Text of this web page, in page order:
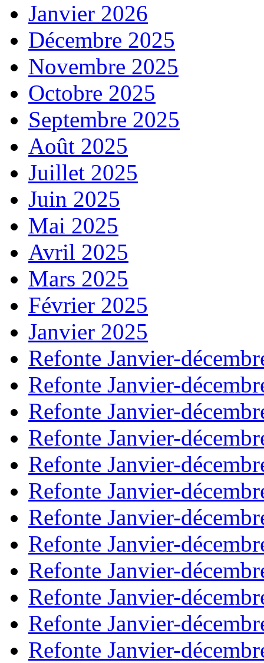
Janvier 2026
Décembre 2025
Novembre 2025
Octobre 2025
Septembre 2025
Août 2025
Juillet 2025
Juin 2025
Mai 2025
Avril 2025
Mars 2025
Février 2025
Janvier 2025
Refonte Janvier-
Refonte Janvier-
Refonte Janvier-
Refonte Janvier-
Refonte Janvier-
Refonte Janvier-
Refonte Janvier-
Refonte Janvier-
Refonte Janvier-
Refonte Janvier-
Refonte Janvier-
Refonte Janvier-